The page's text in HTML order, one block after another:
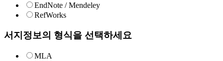
EndNote / Mendeley
RefWorks
서지정보의 형식을 선택하세요
MLA